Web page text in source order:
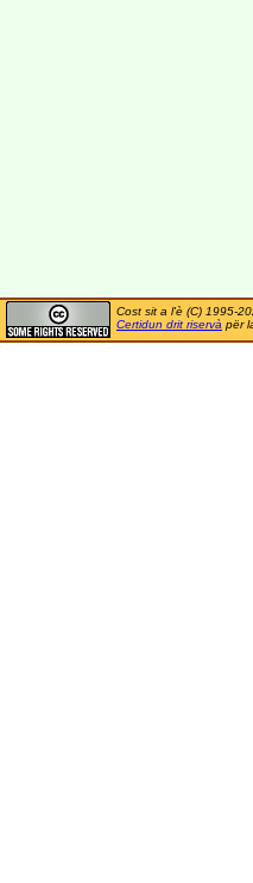
Cost sit a l'è (C) 1995-
Certidun drit riservà për